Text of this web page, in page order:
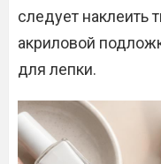
следует наклеить
акриловой
для лепки.